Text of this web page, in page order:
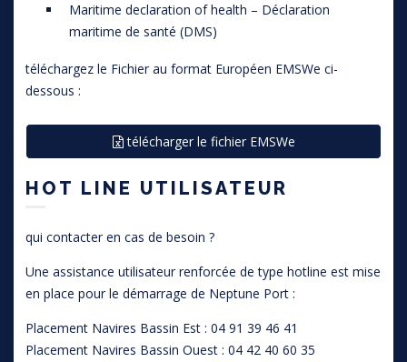
Maritime declaration of health – Déclaration
maritime de santé (DMS)
téléchargez le Fichier au format Européen EMSWe ci-
dessous :
télécharger le fichier EMSWe
HOT LINE UTILISATEUR
qui contacter en cas de besoin ?
Une assistance utilisateur renforcée de type hotline est mise
en place pour le démarrage de Neptune Port :
Placement Navires Bassin Est : 04 91 39 46 41
Placement Navires Bassin Ouest : 04 42 40 60 35